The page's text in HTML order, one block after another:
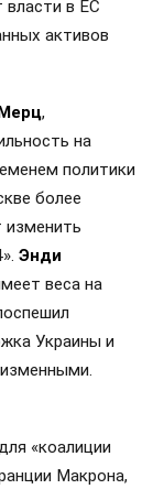
власти в ЕС
активов
,
на
политики
более
изменить
Энди
веса на
Украины и
«коалиции
Макрона,